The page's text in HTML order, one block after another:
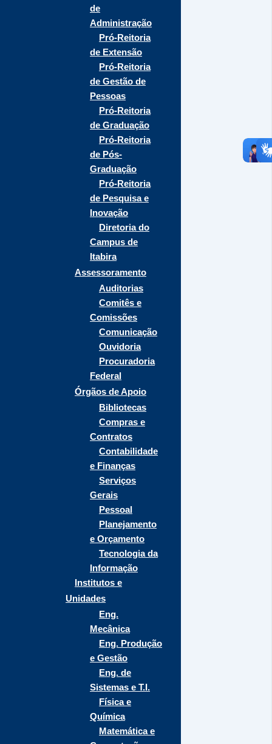
de
Administração
Pró-Reitoria
de Extensão
Pró-Reitoria
de Gestão de
Pessoas
Pró-Reitoria
de Graduação
Pró-Reitoria
de Pós-
Graduação
Pró-Reitoria
de Pesquisa e
Inovação
Diretoria do
Campus de
Itabira
Assessoramento
Auditorias
Comitês e
Comissões
Comunicação
Ouvidoria
Procuradoria
Federal
Órgãos de Apoio
Bibliotecas
Compras e
Contratos
Contabilidade
e Finanças
Serviços
Gerais
Pessoal
Planejamento
e Orçamento
Tecnologia da
Informação
Institutos e
Unidades
Eng.
Mecânica
Eng. Produção
e Gestão
Eng. de
Sistemas e T.I.
Física e
Química
Matemática e